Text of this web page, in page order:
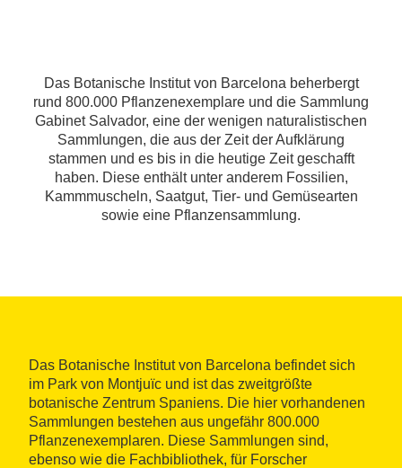
Das Botanische Institut von Barcelona beherbergt
rund 800.000 Pflanzenexemplare und die Sammlung
Gabinet Salvador, eine der wenigen naturalistischen
Sammlungen, die aus der Zeit der Aufklärung
stammen und es bis in die heutige Zeit geschafft
haben. Diese enthält unter anderem Fossilien,
Kammmuscheln, Saatgut, Tier- und Gemüsearten
sowie eine Pflanzensammlung.
Das Botanische Institut von Barcelona befindet sich
im Park von Montjuïc und ist das zweitgrößte
botanische Zentrum Spaniens. Die hier vorhandenen
Sammlungen bestehen aus ungefähr 800.000
Pflanzenexemplaren. Diese Sammlungen sind,
ebenso wie die Fachbibliothek, für Forscher